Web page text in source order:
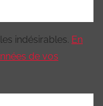
indésirables. En
de vos